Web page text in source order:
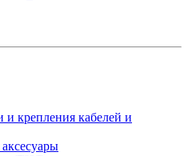
и крепления кабелей и